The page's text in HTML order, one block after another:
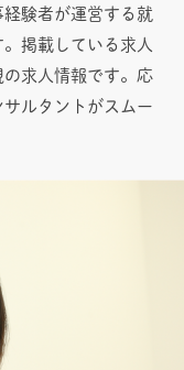
験者が運営する就
掲載している求人
求人情報です。応
ルタントがスムー